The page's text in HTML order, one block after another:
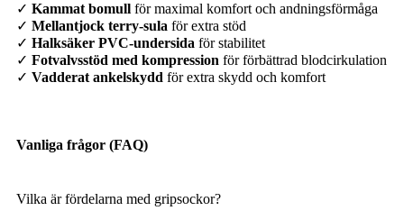
✓ Kammat bomull för maximal komfort och andningsförmåga
✓ Mellantjock terry-sula för extra stöd
✓ Halksäker PVC-undersida för stabilitet
✓ Fotvalvsstöd med kompression för förbättrad blodcirkulation
✓ Vadderat ankelskydd för extra skydd och komfort
Vanliga frågor (FAQ)
Vilka är fördelarna med gripsockor?